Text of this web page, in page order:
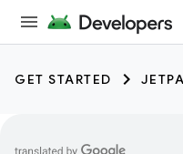
GET STARTED